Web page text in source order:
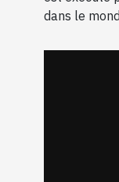
dans le